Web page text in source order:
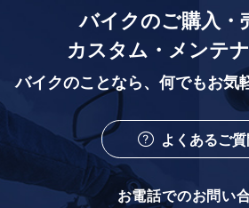
バイクのご購入・
カスタム・メンテ
バイクのことなら、 何でもお気
よくあるご
お電話でのお問い